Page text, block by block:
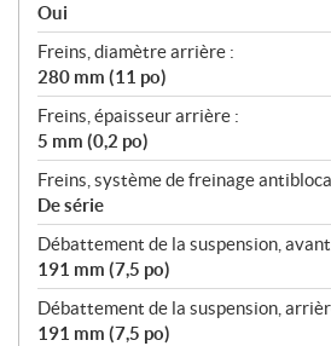
Oui
Freins, diamètre arrière :
280 mm (11 po)
Freins, épaisseur arrière :
5 mm (0,2 po)
Freins, système de freinage
De série
Débattement de la suspension,
191 mm (7,5 po)
Débattement de la suspension,
191 mm (7,5 po)